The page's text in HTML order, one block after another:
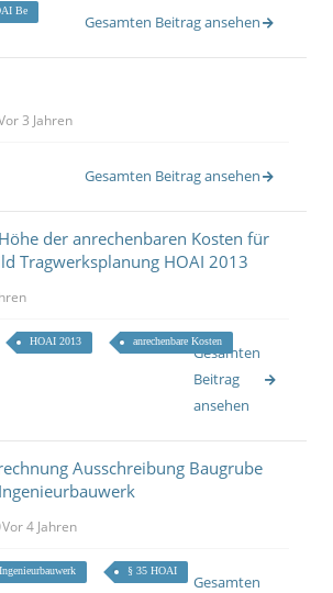
Be
Gesamten Beitrag ansehen
3 Jahren
Gesamten Beitrag ansehen
der anrechenbaren Kosten für
Tragwerksplanung HOAI 2013
HOAI 2013 anrechenbare Kosten
Gesamten
Beitrag
ansehen
Ausschreibung Baugrube
Vor 4 Jahren
Ingenieurbauwerk § 35 HOAI
Gesamten